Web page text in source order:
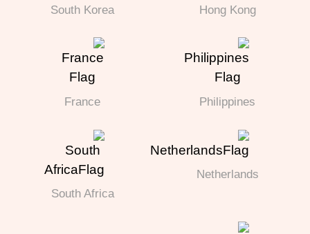
Hong Kong
South Korea
Philippines
France
Netherlands
South Africa